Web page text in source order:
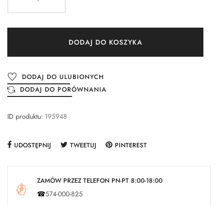
DODAJ DO KOSZYKA
DODAJ DO ULUBIONYCH
DODAJ DO PORÓWNANIA
ID produktu: 195948
UDOSTĘPNIJ TWEETUJ PINTEREST
ZAMÓW PRZEZ TELEFON PN-PT 8:00-18:00
☎574-000-825